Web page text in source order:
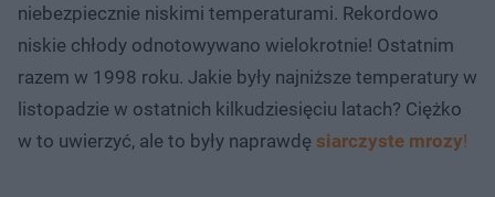
niebezpiecznie niskimi temperaturami. Rekordowo
niskie chłody odnotowywano wielokrotnie! Ostatnim
razem w 1998 roku. Jakie były najniższe temperatury w
listopadzie w ostatnich kilkudziesięciu latach? Ciężko
w to uwierzyć, ale to były naprawdę siarczyste mrozy!